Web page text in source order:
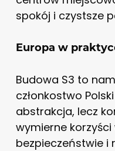
spokój i czystsze
Europa w
Budowa S3 to
członkostwo
abstrakcja, lecz
wymierne
bezpieczeństwie i